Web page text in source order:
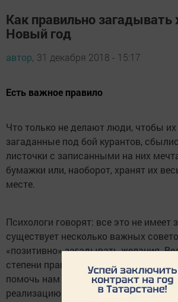
Как правильно загадывать
Новый год
автор, 31 декабря 2018 - 15:17
Есть важное правило
Что только не делают люди, чтобы
загаданные под бой курантов,
листочки с записанными на них
бумажки или, наоборот, хранят их
месте.
Психологи говорят: все это не имеет
существует несколько важных
«позитивно» загадывать желания.
степени правильно оформленные
помочь нам мотивировать самих
реализацию.